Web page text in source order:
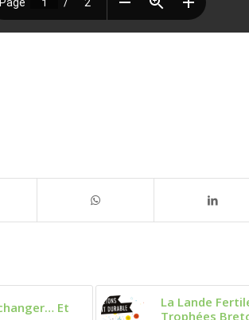
Et
La Lande
Trophées